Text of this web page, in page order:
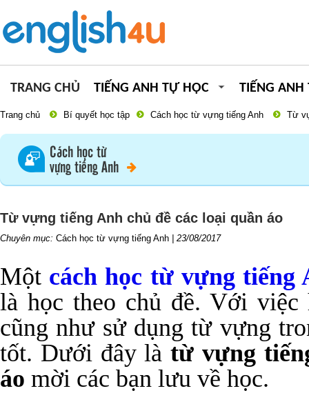
TRANG CHỦ TIẾNG ANH TỰ HỌC TIẾNG ANH
Trang chủ Bí quyết học tập Cách học từ vựng tiếng Anh Từ
Cách học từ
vựng tiếng Anh
Từ vựng tiếng Anh chủ đề các loại quần áo
Chuyên mục: Cách học từ vựng tiếng Anh 23/08/2017
Một cách học từ vựng tiếng
là học theo chủ đề. Với việc
cũng như sử dụng từ vựng
tốt. Dưới đây làtừ vựng
áo mời các bạn lưu về học.